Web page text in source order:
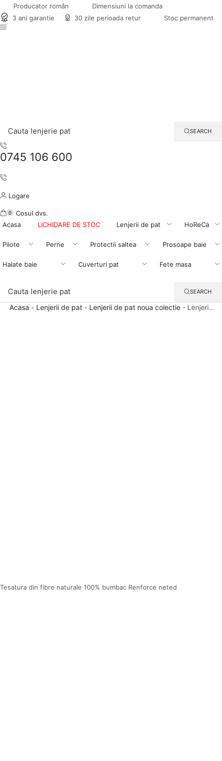
Producator român
Dimensiuni la comanda
3 ani garantie
30 zile perioada retur Stoc permanent
Cauta lenjerie pat SEARCH
0745 106 600
Logare
0
Cosul dvs.
Acasa
LICHIDARE DE STOC Lenjerii de pat HoReCa
Pilote Perne Protectii saltea Prosoape baie
Halate baie Cuverturi pat Fete masa
Cauta lenjerie pat SEARCH
Acasa - Lenjerii de pat - Lenjerii de pat noua colectie - Lenjerie
Tesatura din fibre naturale 100% bumbac Renforce neted